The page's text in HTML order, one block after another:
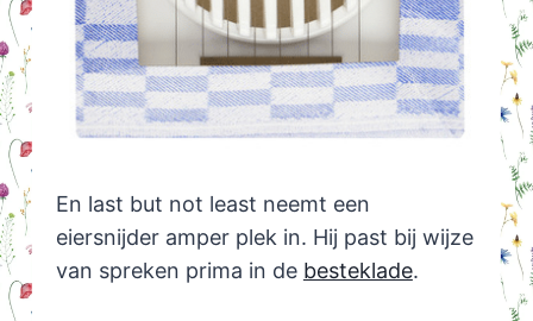
En last but not least neemt een
eiersnijder amper plek in. Hij past bij wijze
van spreken prima in de besteklade.